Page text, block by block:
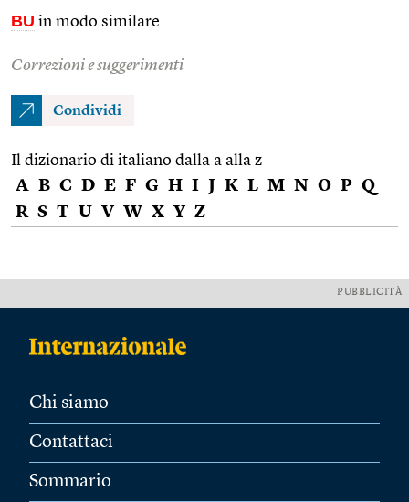
BU in modo similare
Correzioni e suggerimenti
Condividi
Il dizionario di italiano dalla a alla z
A B C D E F G H I J K L M N O P Q
R S T U V W X Y Z
PUBBLICITÀ
Chi siamo
Contattaci
Sommario